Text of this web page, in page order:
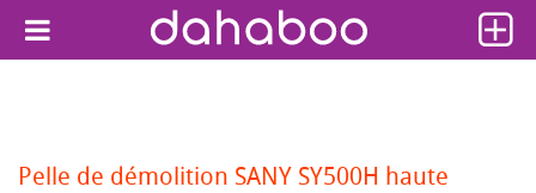
Pelle de démolition SANY SY500H haute